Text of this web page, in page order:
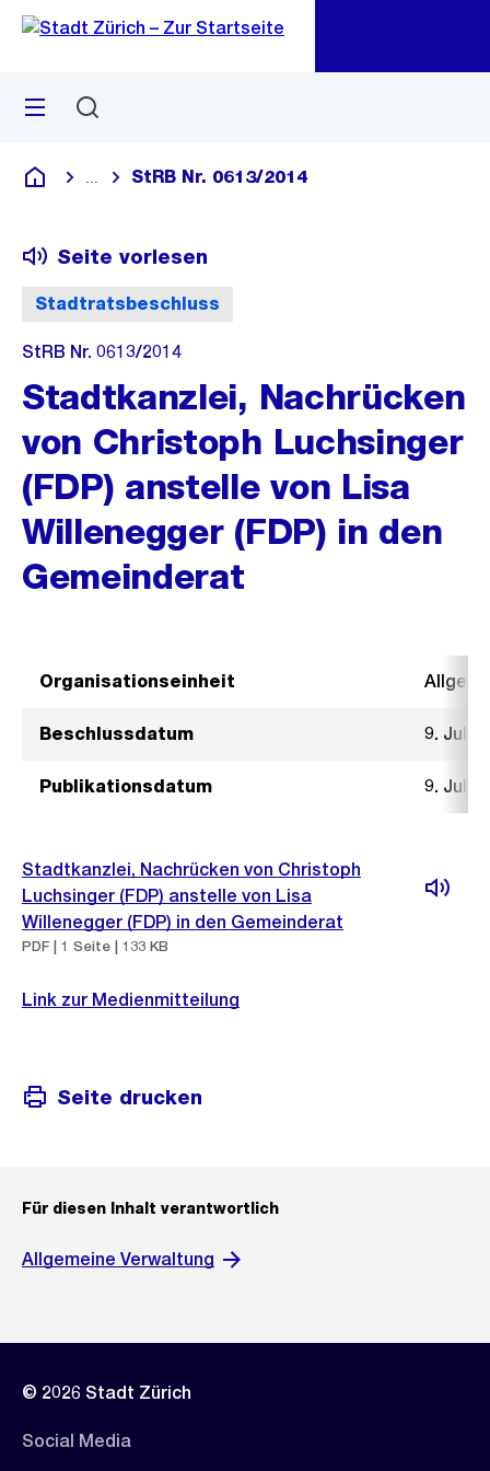
Navigation
Sprunglink
Menü
Deutsch
Blende alle Breadcrumbs ein
StRB Nr. 0613/2014
Stadtratsbeschluss
Seite vorlesen
StRB Nr. 0613/2014
Stadtkanzlei, Nachrücken
von Christoph Luchsinger
(FDP) anstelle von Lisa
Willenegger (FDP) in den
Gemeinderat
Organisationseinheit
Beschlussdatum 9. Juli
Publikationsdatum 9. Juli
Stadtkanzlei, Nachrücken von Christoph
Luchsinger (FDP) anstelle von Lisa
Willenegger (FDP) in den Gemeinderat
PDF | 1 Seite | 133 KB
Link zur Medienmitteilung
Seite drucken
Für diesen Inhalt verantwortlich
Allgemeine Verwaltung
© 2026 Stadt Zürich
Social Media